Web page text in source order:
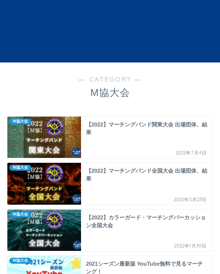
― CATEGORY ―
M協大会
M協大会
【2022】マーチングバンド関東大会 出場団体、結
果
2022年7月4日
M協大会
【2022】マーチングバンド全国大会 出場団体、結
果
2022年5月23日
M協大会
【2022】カラーガード・マーチングパーカッショ
ン全国大会
2022年1月30日
M協大会
2021シーズン最新版 YouTube無料で見るマーチ
ング！